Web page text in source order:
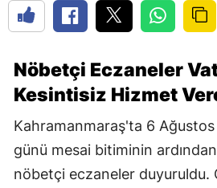
Nöbetçi Eczaneler
Kesintisiz Hizmet
Kahramanmaraş'ta 6
günü mesai bitiminin
nöbetçi eczaneler duyuruldu.